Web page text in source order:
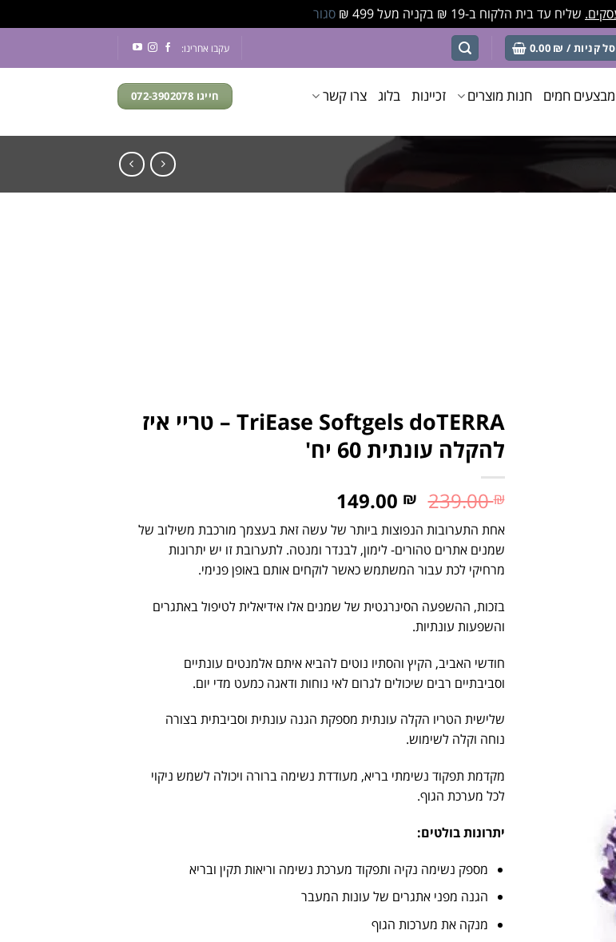
שליח עד בית הלקוח ב-19 ₪ בקניה מעל 499 ₪ סגור
סל קניות / 0.00 ₪ עקבו אחרינו:
מבצעים חמים חנות מוצרים זכיינות בלוג צרו קשר חייגו 072-3902078
TriEase Softgels doTERRA – טריי איז
להקלה עונתית 60 יח'
239.00₪
149.00 ₪
אחת התערובות הנפוצות ביותר של עשה זאת בעצמך מורכבת משילוב של
שמנים אתרים טהורים- לימון, לבנדר ומנטה. לתערובת זו יש יתרונות
מרחיקי לכת עבור המשתמש כאשר לוקחים אותם באופן פנימי.
בזכות, ההשפעה הסינרגטית של שמנים אלו אידיאלית לטיפול באתגרים
והשפעות עונתיות.
חודשי האביב, הקיץ והסתיו נוטים להביא איתם אלמנטים עונתיים
וסביבתיים רבים שיכולים לגרום לאי נוחות ודאגה כמעט מדי יום.
שלישית הטריו הקלה עונתית מספקת הגנה עונתית וסביבתית בצורה
נוחה וקלה לשימוש.
מקדמת תפקוד נשימתי בריא, מעודדת נשימה ברורה ויכולה לשמש ניקוי
לכל מערכת הגוף.
יתרונות בולטים:
מספק נשימה נקיה ותפקוד מערכת נשימה וריאות תקין ובריא
הגנה מפני אתגרים של עונות המעבר
מנקה את מערכות הגוף